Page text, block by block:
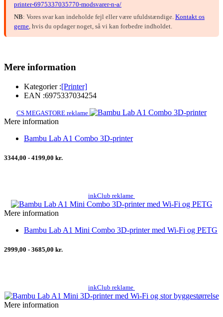
printer-6975337035770-modsvarer-n-a/
NB: Vores svar kan indeholde fejl eller være ufuldstændige. Kontakt os
gerne, hvis du opdager noget, så vi kan forbedre indholdet.
Mere information
Kategorier :[Printer]
EAN :6975337034254
CS MEGASTORE reklame
Mere information
Bambu Lab A1 Combo 3D-printer
3344,00 - 4199,00 kr.
inkClub reklame
Mere information
Bambu Lab A1 Mini Combo 3D-printer med Wi-Fi og PETG
2999,00 - 3685,00 kr.
inkClub reklame
Mere information